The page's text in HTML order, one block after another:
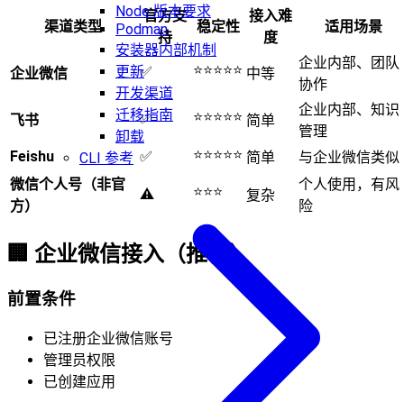
Node 版本要求
Podman
安装器内部机制
更新
开发渠道
迁移指南
卸载
CLI 参考
渠道类型
官方支
持
稳定性
接入难
度
适用场景
企业微信 ✅ ⭐⭐⭐⭐⭐ 中等
企业内部、团队
协作
飞书 ✅ ⭐⭐⭐⭐⭐ 简单
企业内部、知识
管理
Feishu
✅ ⭐⭐⭐⭐⭐ 简单
与企业微信类似
微信个人号（非官
方）
⚠️ ⭐⭐⭐ 复杂
个人使用，有风
险
🏢 企业微信接入（推荐）
前置条件
已注册企业微信账号
管理员权限
已创建应用